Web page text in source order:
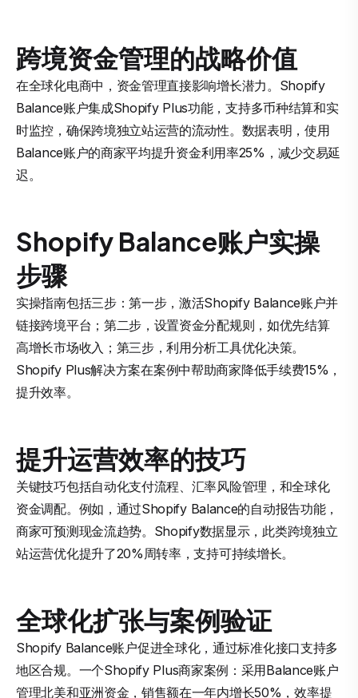
跨境资金管理的战略价值
在全球化电商中，资金管理直接影响增长潜力。Shopify
Balance账户集成Shopify Plus功能，支持多币种结算和实
时监控，确保跨境独立站运营的流动性。数据表明，使用
Balance账户的商家平均提升资金利用率25%，减少交易延
迟。
Shopify Balance账户实操
步骤
实操指南包括三步：第一步，激活Shopify Balance账户并
链接跨境平台；第二步，设置资金分配规则，如优先结算
高增长市场收入；第三步，利用分析工具优化决策。
Shopify Plus解决方案在案例中帮助商家降低手续费15%，
提升效率。
提升运营效率的技巧
关键技巧包括自动化支付流程、汇率风险管理，和全球化
资金调配。例如，通过Shopify Balance的自动报告功能，
商家可预测现金流趋势。Shopify数据显示，此类跨境独立
站运营优化提升了20%周转率，支持可持续增长。
全球化扩张与案例验证
Shopify Balance账户促进全球化，通过标准化接口支持多
地区合规。一个Shopify Plus商家案例：采用Balance账户
管理北美和亚洲资金，销售额在一年内增长50%，效率提